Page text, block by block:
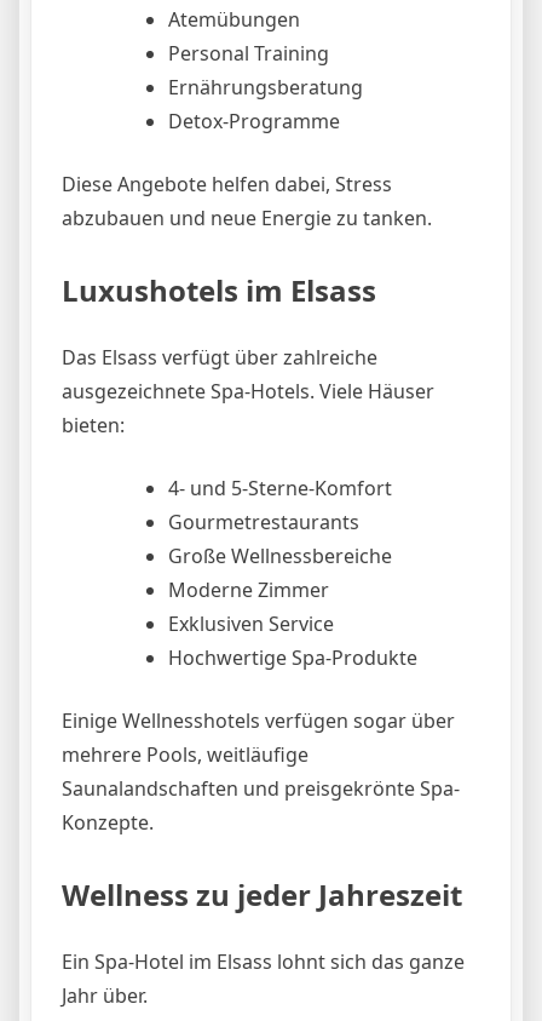
Atemübungen
Personal Training
Ernährungsberatung
Detox-Programme
Diese Angebote helfen dabei, Stress
abzubauen und neue Energie zu tanken.
Luxushotels im Elsass
Das Elsass verfügt über zahlreiche
ausgezeichnete Spa-Hotels. Viele Häuser
bieten:
4- und 5-Sterne-Komfort
Gourmetrestaurants
Große Wellnessbereiche
Moderne Zimmer
Exklusiven Service
Hochwertige Spa-Produkte
Einige Wellnesshotels verfügen sogar über
mehrere Pools, weitläufige
Saunalandschaften und preisgekrönte Spa-
Konzepte.
Wellness zu jeder Jahreszeit
Ein Spa-Hotel im Elsass lohnt sich das ganze
Jahr über.